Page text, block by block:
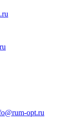
opt.ru